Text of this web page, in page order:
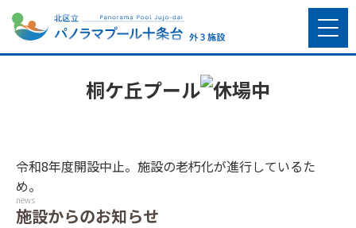
桐ケ丘プール
令和8年度開設中止。施設の老朽化が進行しているた
め。
news
施設からのお知らせ